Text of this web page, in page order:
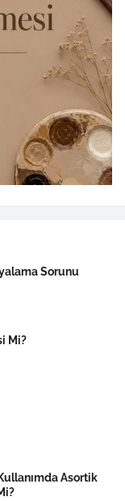
Sorunu
Mi?
Asortik